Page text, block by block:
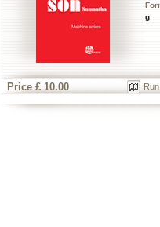
g
Price £ 10.00